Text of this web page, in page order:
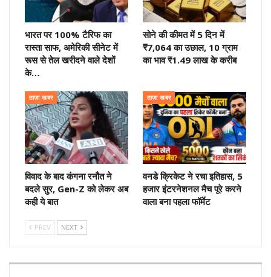
भारत पर 100% टैरिफ का
रास्ता साफ, अमेरिकी सीनेट में
रूस से तेल खरीदने वाले देशों
के…
सोने की कीमत में 5 दिन में
₹7,064 का उछाल, 10 ग्राम
का भाव ₹1.49 लाख के करीब
ताज़ा खबर
विवाद के बाद कंगना रनौत ने
बदले सुर, Gen-Z को लेकर अब
कही ये बात
ताज़ा खबर
वनडे क्रिकेट ने रचा इतिहास, 5
हजार इंटरनेशनल मैच पूरे करने
वाला बना पहला फॉर्मेट
PREV NEXT